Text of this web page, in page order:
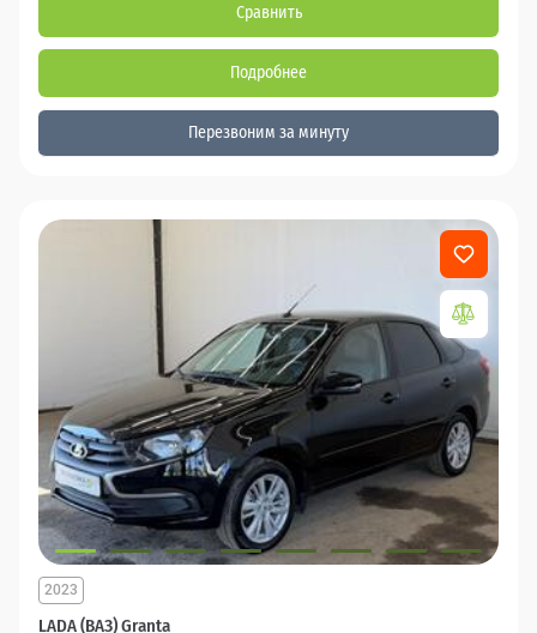
Сравнить
Подробнее
Перезвоним за минуту
LADA (ВАЗ) Granta
2023